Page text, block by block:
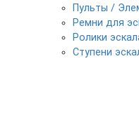
Пульты /
Ремни для
Ролики
Ступени